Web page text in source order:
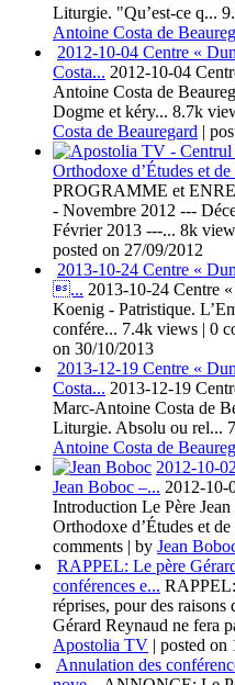
Liturgie. "Qu’est-ce q...
Antoine Costa de
2012-10-04 Centre «
Costa... 2012-10-04
Antoine Costa de
Dogme et kéry... 8.7k
Costa de Beauregard |
Orthodoxe d’Études et
PROGRAMME et
- Novembre 2012 ---
Février 2013 ---... 8k
posted on 27/09/2012
2013-10-24 Centre «
... 2013-10-24 Centre
Koenig - Patristique.
confére... 7.4k views | 0
on 30/10/2013
2013-12-19 Centre «
Costa... 2013-12-19
Marc-Antoine Costa de
Liturgie. Absolu ou rel...
Antoine Costa de
2012-10-
Jean Boboc –... 2012-10-
Introduction Le Père
Orthodoxe d’Études et
comments | by Jean
RAPPEL: Le père
conférences e...
réprises, pour des raisons
Gérard Reynaud ne fera
Apostolia TV | posted on
Annulation des